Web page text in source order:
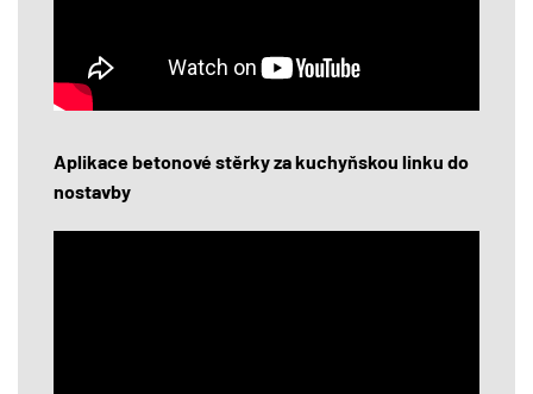
Aplikace betonové stěrky za kuchyňskou linku do
nostavby